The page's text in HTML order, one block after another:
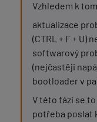
Vzhledem k
aktualizace
(CTRL + F + U)
softwarový
(nejčastěji
bootloader v
V této fázi se
potřeba poslat